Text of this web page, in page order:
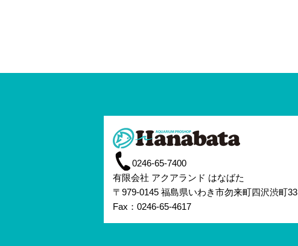
0246-65-7400
有限会社 アクアランド はなばた
〒979-0145 福島県いわき市勿来町四沢渋町33
Fax：0246-65-4617